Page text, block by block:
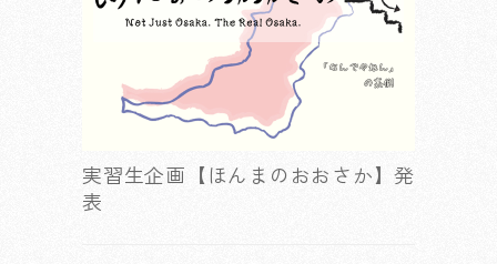
実習生企画【ほんまのおおさか】発
表